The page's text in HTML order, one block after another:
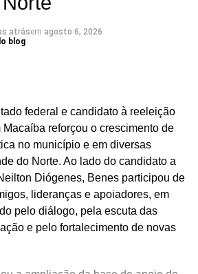
E há mandatos que deixam
Os números apresentados não são
segurança fortalecida,
beneficiadas, municípios
parlamentar que alcança quem
dezenas de patrimônios
organizações apoiadas e
aos municípios por meio de
Um trabalho que demonstra que
demandas em soluções.
atrásem agosto 6, 2026
blog
federal e candidato à reeleição
reforçou o crescimento de
no município e em diversas
do Norte. Ao lado do candidato a
Diógenes, Benes participou de
lideranças e apoiadores, em
pelo diálogo, pela escuta das
e pelo fortalecimento de novas